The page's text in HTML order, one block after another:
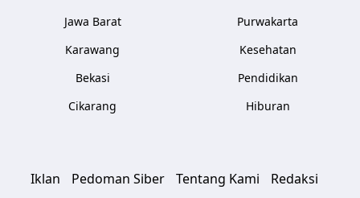
Jawa Barat
Karawang
Bekasi
Cikarang
Purwakarta
Kesehatan
Pendidikan
Hiburan
Iklan Pedoman Siber Tentang Kami Redaksi